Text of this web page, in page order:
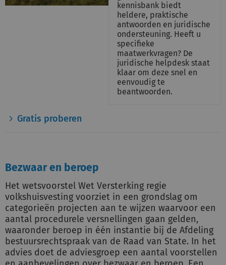
kennisbank biedt
heldere, praktische
antwoorden en juridische
ondersteuning. Heeft u
specifieke
maatwerkvragen? De
juridische helpdesk staat
klaar om deze snel en
eenvoudig te
beantwoorden.
Gratis proberen
Bezwaar en beroep
Het wetsvoorstel Wet Versterking regie
volkshuisvesting voorziet in een grondslag om
categorieën projecten aan te wijzen waarvoor een
aantal procedurele versnellingen gaan gelden,
waaronder beroep in één instantie bij de Afdeling
bestuursrechtspraak van de Raad van State. In het
advies doet de adviesgroep een aantal voorstellen